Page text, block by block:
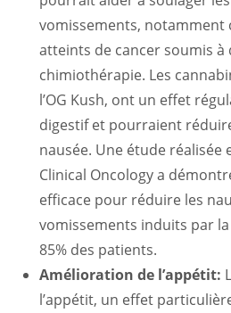
vomissements, notamment
atteints de cancer soumis
chimiothérapie. Les
l’OG Kush, ont un effet
digestif et pourraient
nausée. Une étude réalisée
Clinical Oncology a
efficace pour réduire les
vomissements induits par
85% des patients.
Amélioration de l’appétit:
l’appétit, un effet